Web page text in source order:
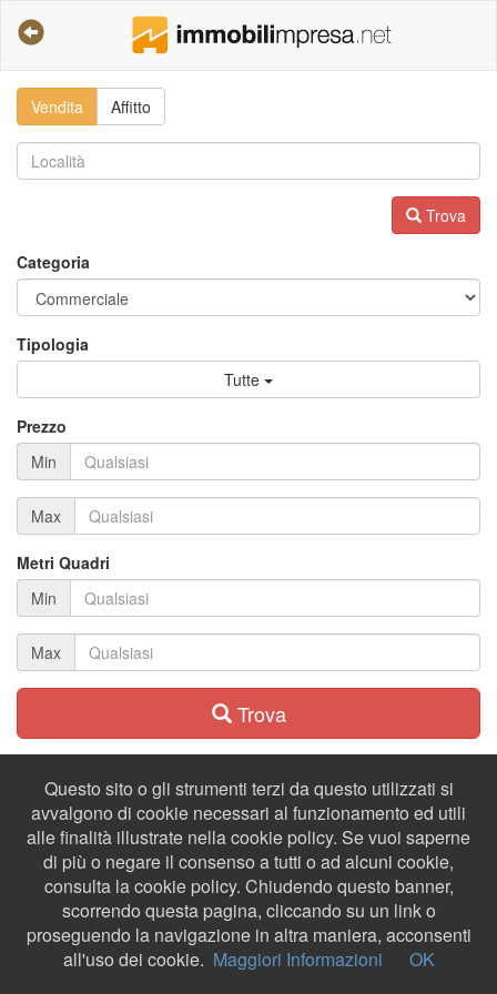
Vendita Affitto
Trova
Categoria
Tipologia
Tutte
Prezzo
Min
Max
Metri Quadri
Min
Max
Trova
Questo sito o gli strumenti terzi da questo utilizzati si
avvalgono di cookie necessari al funzionamento ed utili
alle finalità illustrate nella cookie policy. Se vuoi saperne
di più o negare il consenso a tutti o ad alcuni cookie,
consulta la cookie policy. Chiudendo questo banner,
scorrendo questa pagina, cliccando su un link o
proseguendo la navigazione in altra maniera, acconsenti
all'uso dei cookie. Maggiori Informazioni OK